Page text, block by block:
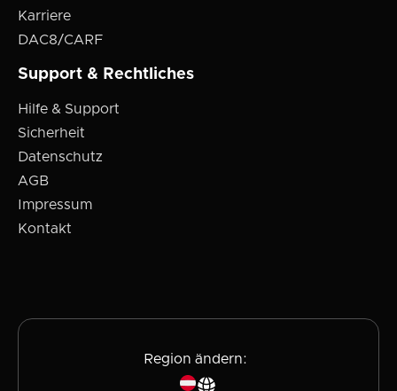
Karriere
DAC8/CARF
Support & Rechtliches
Hilfe & Support
Sicherheit
Datenschutz
AGB
Impressum
Kontakt
Region ändern: